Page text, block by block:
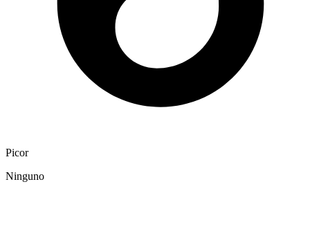
Picor
Ninguno